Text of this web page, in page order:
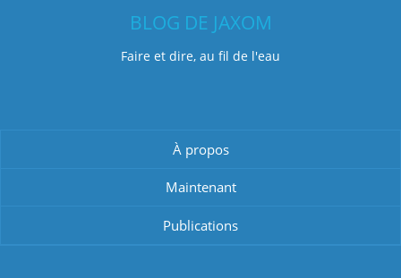
BLOG DE JAXOM
Faire et dire, au fil de l'eau
À propos
Maintenant
Publications